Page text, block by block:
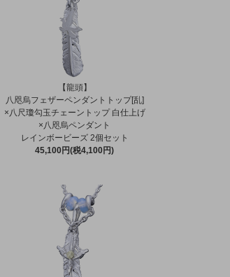
【龍頭】
八咫烏フェザーペンダントトップ[乱]
×八尺瓊勾玉チェーントップ 白仕上げ
×八咫烏ペンダント
レインボービーズ 2個セット
45,100円(税4,100円)